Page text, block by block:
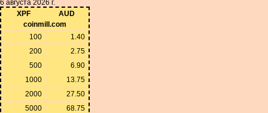
6 августа 2026 г.
XPF
AUD
coinmill.com
100
1.40
200
2.75
500
6.90
1000
13.75
2000
27.50
5000
68.75